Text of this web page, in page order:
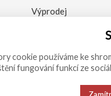
Výprodej
cookie používáme ke
fungování funkcí ze